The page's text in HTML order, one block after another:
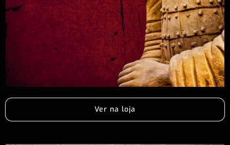
Ver na loja